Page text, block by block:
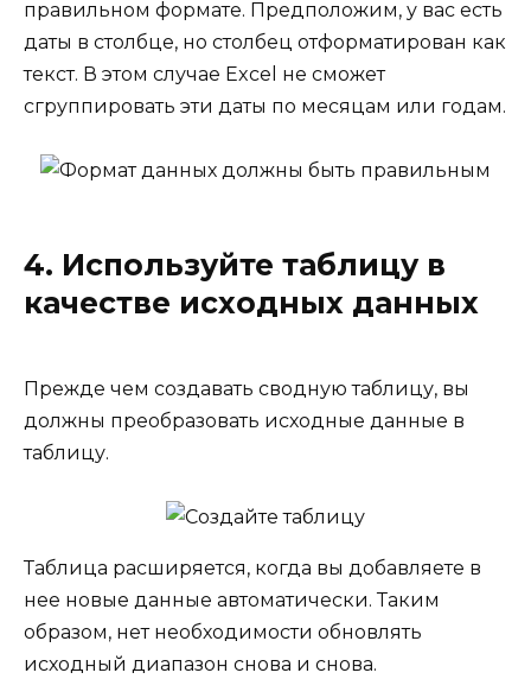
правильном формате. Предположим, у вас есть
даты в столбце, но столбец отформатирован как
текст. В этом случае Excel не сможет
сгруппировать эти даты по месяцам или годам.
4. Используйте таблицу в
качестве исходных данных
Прежде чем создавать сводную таблицу, вы
должны преобразовать исходные данные в
таблицу.
Таблица расширяется, когда вы добавляете в
нее новые данные автоматически. Таким
образом, нет необходимости обновлять
исходный диапазон снова и снова.